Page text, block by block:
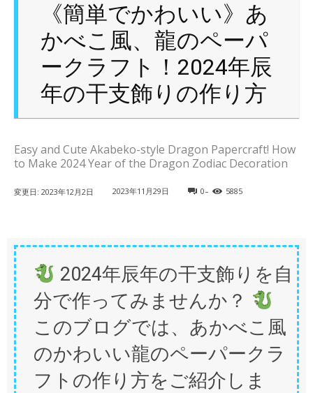
《簡単でかわいい》あ
かべこ風、龍のペーパ
ークラフト！2024年辰
年の干支飾りの作り方
Easy and Cute Akabeko-style Dragon Papercraft! How
to Make 2024 Year of the Dragon Zodiac Decoration
変更日: 2023年12月2日 2023年11月29日 0- 5885
2024年辰年の干支飾りを自
分で作ってみませんか？
このブログでは、あかべこ風
のかわいい龍のペーパークラ
フトの作り方をご紹介しま